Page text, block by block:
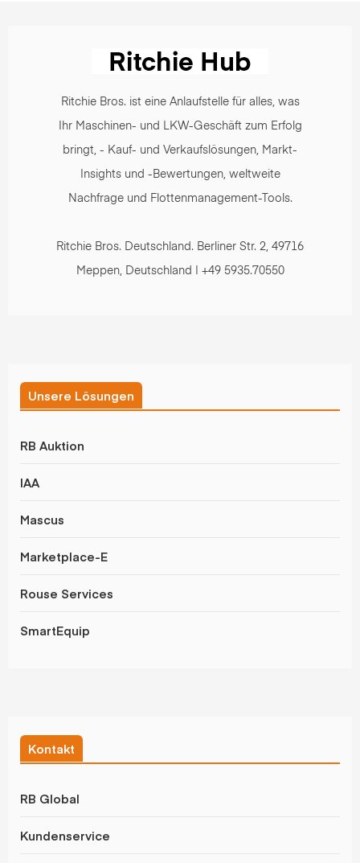
Ritchie Bros. ist eine Anlaufstelle für alles, was
Ihr Maschinen- und LKW-Geschäft zum Erfolg
bringt, - Kauf- und Verkaufslösungen, Markt-
Insights und -Bewertungen, weltweite
Nachfrage und Flottenmanagement-Tools.
Ritchie Bros. Deutschland. Berliner Str. 2, 49716
Meppen, Deutschland | +49 5935.70550
Unsere Lösungen
RB Auktion
IAA
Mascus
Marketplace-E
Rouse Services
SmartEquip
Kontakt
RB Global
Kundenservice